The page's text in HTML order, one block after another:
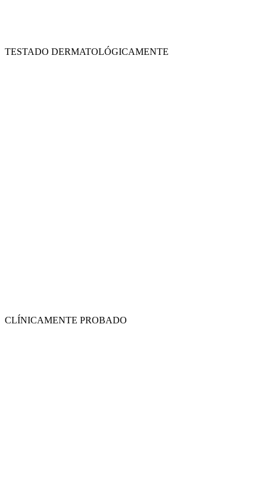
TESTADO DERMATOLÓGICAMENTE
CLÍNICAMENTE PROBADO